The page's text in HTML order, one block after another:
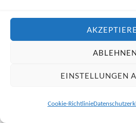
ABLEHNEN
EINSTELLUNGEN
Cookie-Richtlinie
Somit war, zumindest auf den
und Bronze für Spannung
Schweden 1 Martin Jansson
sehr guten Ergebnissen Antti